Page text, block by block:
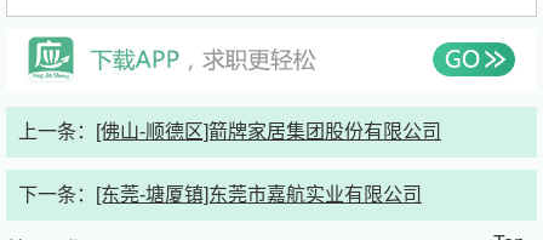
研发中心：深圳/杭州/无锡/日本大阪
智造基地：浙江衢州/四川眉山/安徽宣城
均不限专业！投递简历即可为你量身定制。
组学、AI电解液配方预测、电芯失效分析、工艺优化、精益
上一条： [佛山-顺德区]箭牌家居集团股份有限公司
下一条： [东莞-塘厦镇]东莞市嘉航实业有限公司